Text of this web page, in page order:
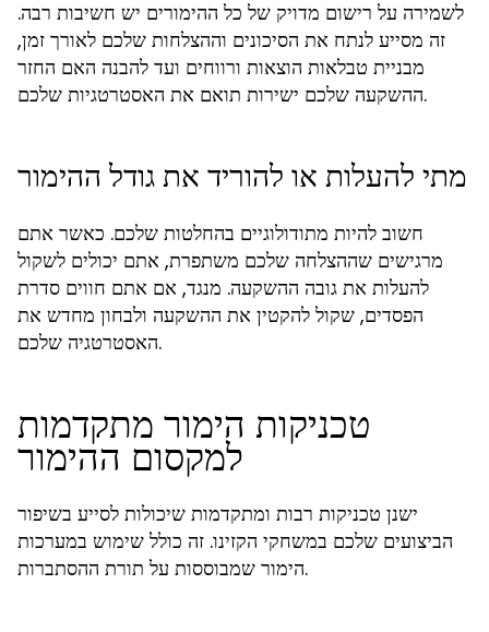
לשמירה על רישום מדויק של כל ההימורים יש חשיבות רבה.
זה מסייע לנתח את הסיכונים וההצלחות שלכם לאורך זמן,
מבניית טבלאות הוצאות ורווחים ועד להבנה האם החזר
ההשקעה שלכם ישירות תואם את האסטרטגיות שלכם.
מתי להעלות או להוריד את גודל ההימור
חשוב להיות מתודולוגיים בהחלטות שלכם. כאשר אתם
מרגישים שההצלחה שלכם משתפרת, אתם יכולים לשקול
להעלות את גובה ההשקעה. מנגד, אם אתם חווים סדרת
הפסדים, שקול להקטין את ההשקעה ולבחון מחדש את
האסטרטגיה שלכם.
טכניקות הימור מתקדמות
למקסום ההימור
ישנן טכניקות רבות ומתקדמות שיכולות לסייע בשיפור
הביצועים שלכם במשחקי הקזינו. זה כולל שימוש במערכות
הימור שמבוססות על תורת ההסתברות.